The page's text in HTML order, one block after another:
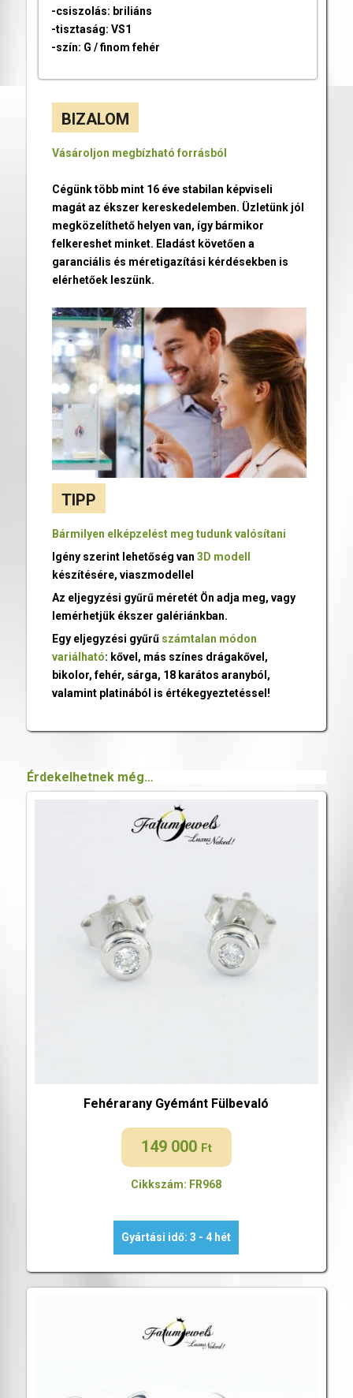
-csiszolás: briliáns
-tisztaság: VS1
-szín: G / finom fehér
BIZALOM
Vásároljon megbízható forrásból
Cégünk több mint 16 éve stabilan képviseli
magát az ékszer kereskedelemben. Üzletünk jól
megközelíthető helyen van, így bármikor
felkereshet minket. Eladást követően a
garanciális és méretigazítási kérdésekben is
elérhetőek leszünk.
TIPP
Bármilyen elképzelést meg tudunk valósítani
Igény szerint lehetőség van 3D modell
készítésére, viaszmodellel
Az eljegyzési gyűrű méretét Ön adja meg, vagy
lemérhetjük ékszer galériánkban.
Egy eljegyzési gyűrű számtalan módon
variálható: kővel, más színes drágakővel,
bikolor, fehér, sárga, 18 karátos aranyból,
valamint platinából is értékegyeztetéssel!
Érdekelhetnek még…
Fehérarany Gyémánt Fülbevaló
149 000 Ft
Cikkszám: FR968
Gyártási idő: 3 - 4 hét